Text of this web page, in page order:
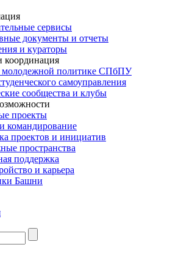
сервисы
документы и отчеты
и кураторы
координация
молодежной политике СПбПУ
самоуправления
сообщества и клубы
проекты
командирование
проектов и инициатив
пространства
поддержка
и карьера
Башни